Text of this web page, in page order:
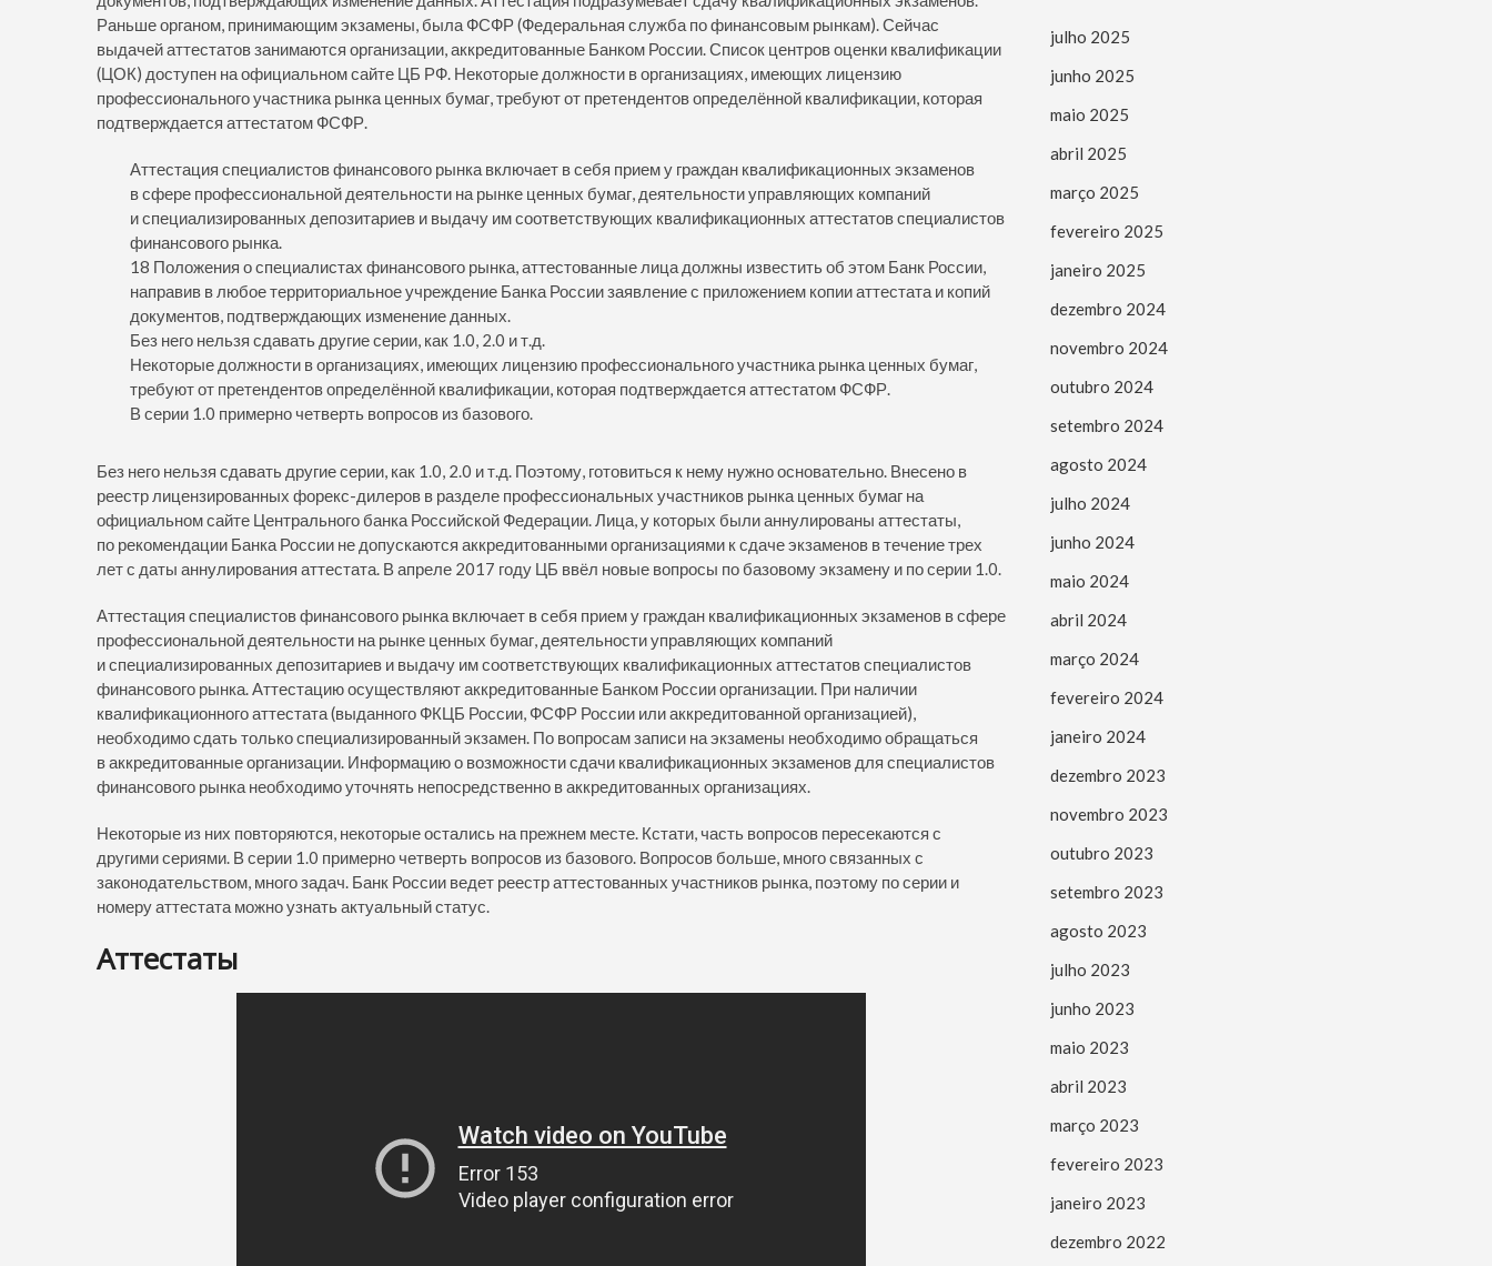
Раньше органом, принимающим экзамены, была ФСФР (Федеральная служба по финансовым рынкам). Сейчас
выдачей аттестатов занимаются организации, аккредитованные Банком России. Список центров оценки квалификации
(ЦОК) доступен на официальном сайте ЦБ РФ. Некоторые должности в организациях, имеющих лицензию
профессионального участника рынка ценных бумаг, требуют от претендентов определённой квалификации, которая
подтверждается аттестатом ФСФР.
Аттестация специалистов финансового рынка включает в себя прием у граждан квалификационных экзаменов
в сфере профессиональной деятельности на рынке ценных бумаг, деятельности управляющих компаний
и специализированных депозитариев и выдачу им соответствующих квалификационных аттестатов специалистов
финансового рынка.
18 Положения о специалистах финансового рынка, аттестованные лица должны известить об этом Банк России,
направив в любое территориальное учреждение Банка России заявление с приложением копии аттестата и копий
документов, подтверждающих изменение данных.
Без него нельзя сдавать другие серии, как 1.0, 2.0 и т.д.
Некоторые должности в организациях, имеющих лицензию профессионального участника рынка ценных бумаг,
требуют от претендентов определённой квалификации, которая подтверждается аттестатом ФСФР.
В серии 1.0 примерно четверть вопросов из базового.
Без него нельзя сдавать другие серии, как 1.0, 2.0 и т.д. Поэтому, готовиться к нему нужно основательно. Внесено в
реестр лицензированных форекс-дилеров в разделе профессиональных участников рынка ценных бумаг на
официальном сайте Центрального банка Российской Федерации. Лица, у которых были аннулированы аттестаты,
по рекомендации Банка России не допускаются аккредитованными организациями к сдаче экзаменов в течение трех
лет с даты аннулирования аттестата. В апреле 2017 году ЦБ ввёл новые вопросы по базовому экзамену и по серии 1.0.
Аттестация специалистов финансового рынка включает в себя прием у граждан квалификационных экзаменов в сфере
профессиональной деятельности на рынке ценных бумаг, деятельности управляющих компаний
и специализированных депозитариев и выдачу им соответствующих квалификационных аттестатов специалистов
финансового рынка. Аттестацию осуществляют аккредитованные Банком России организации. При наличии
квалификационного аттестата (выданного ФКЦБ России, ФСФР России или аккредитованной организацией),
необходимо сдать только специализированный экзамен. По вопросам записи на экзамены необходимо обращаться
в аккредитованные организации. Информацию о возможности сдачи квалификационных экзаменов для специалистов
финансового рынка необходимо уточнять непосредственно в аккредитованных организациях.
Некоторые из них повторяются, некоторые остались на прежнем месте. Кстати, часть вопросов пересекаются с
другими сериями. В серии 1.0 примерно четверть вопросов из базового. Вопросов больше, много связанных с
законодательством, много задач. Банк России ведет реестр аттестованных участников рынка, поэтому по серии и
номеру аттестата можно узнать актуальный статус.
Аттестаты
julho 2025
junho 2025
maio 2025
abril 2025
março 2025
fevereiro 2025
janeiro 2025
dezembro 2024
novembro 2024
outubro 2024
setembro 2024
agosto 2024
julho 2024
junho 2024
maio 2024
abril 2024
março 2024
fevereiro 2024
janeiro 2024
dezembro 2023
novembro 2023
outubro 2023
setembro 2023
agosto 2023
julho 2023
junho 2023
maio 2023
abril 2023
março 2023
fevereiro 2023
janeiro 2023
dezembro 2022